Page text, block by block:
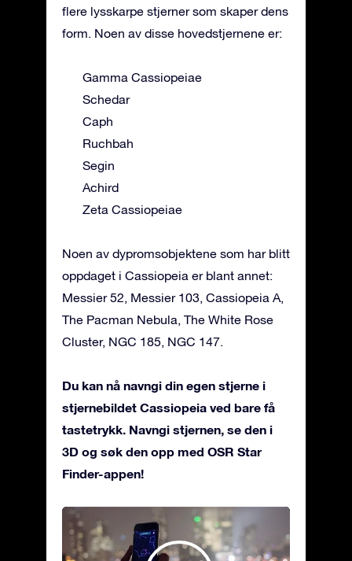
flere lysskarpe stjerner som skaper dens
form. Noen av disse hovedstjernene er:
Gamma Cassiopeiae
Schedar
Caph
Ruchbah
Segin
Achird
Zeta Cassiopeiae
Noen av dypromsobjektene som har blitt
oppdaget i Cassiopeia er blant annet:
Messier 52, Messier 103, Cassiopeia A,
The Pacman Nebula, The White Rose
Cluster, NGC 185, NGC 147.
Du kan nå navngi din egen stjerne i
stjernebildet Cassiopeia ved bare få
tastetrykk. Navngi stjernen, se den i
3D og søk den opp med OSR Star
Finder-appen!